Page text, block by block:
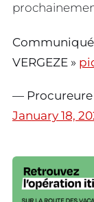
Communiqué
VERGEZE »
— Procureure
January 18,